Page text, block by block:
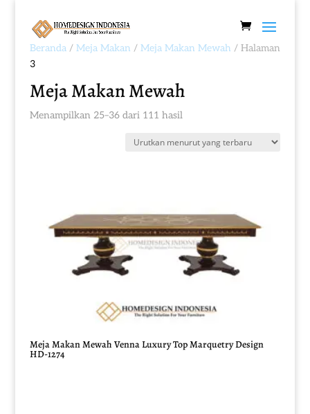
Beranda/ Meja Makan / Meja Makan Mewah / Halaman
3
Meja Makan Mewah
Menampilkan 25–36 dari 111 hasilDiurutkan
yang
Meja Makan Mewah Venna Luxury Top Marquetry Design
HD-1274